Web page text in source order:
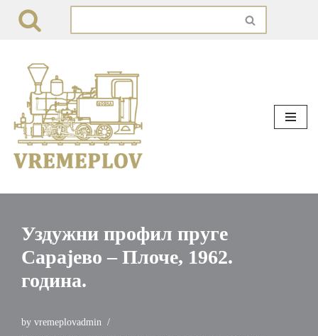
content
Уздужни профил пруге
Сарајево – Плоче, 1962.
година.
by vremeplovadmin